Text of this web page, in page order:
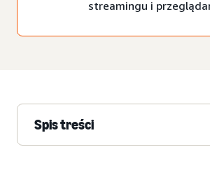
streamingu i
Spis treści